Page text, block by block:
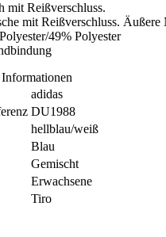
mit Reißverschluss.
mit Reißverschluss. Äußere
49% Polyester
adidas
DU1988
hellblau/weiß
Blau
Gemischt
Erwachsene
Tiro